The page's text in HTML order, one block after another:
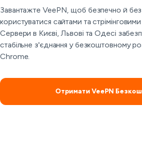
Завантажте VeePN, щоб безпечно й
користуватися сайтами та
Сервери в Києві, Львові та Одесі
стабільне з'єднання у безкоштовному
Chrome.
Отримати VeePN